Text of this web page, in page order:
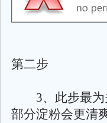
第二步
3、此步最为
部分淀粉会更清爽